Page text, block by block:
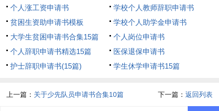
个人涨工资申请书
学校个人教师辞职申请书
贫困生资助申请书模板
学校个人助学金申请书
大学生贫困申请书合集15篇
个人岗位申请书
个人辞职申请书精选15篇
医保退保申请书
护士辞职申请书(15篇)
学生休学申请书15篇
上一篇： 关于少先队员申请书合集10篇 下一篇： 返回列表